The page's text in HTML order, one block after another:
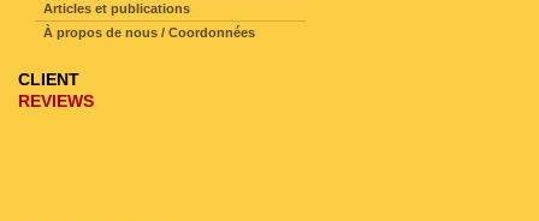
Articles et publications
À propos de nous / Coordonnées
CLIENT
REVIEWS